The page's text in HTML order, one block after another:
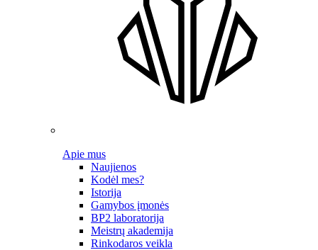
Apie mus
Naujienos
Kodėl mes?
Istorija
Gamybos įmonės
BP2 laboratorija
Meistrų akademija
Rinkodaros veikla